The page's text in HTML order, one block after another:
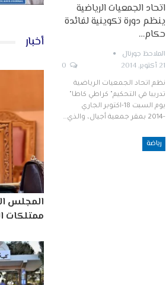
اتحاد الجمعيات الرياضية
ينظم دورة تكوينية لفائدة
حكام…
الملاحظ جورنال
21 أكتوبر, 2014
نظم اتحاد الجمعيات الرياضية
تدريبا في التحكيم" كراطي كاطا"
يوم السبت 18-اكتوبر الجاري
-2014 بمقر جمعية أجيال، والذي…
رياضة
أخبار
المجلس
ممتلكات